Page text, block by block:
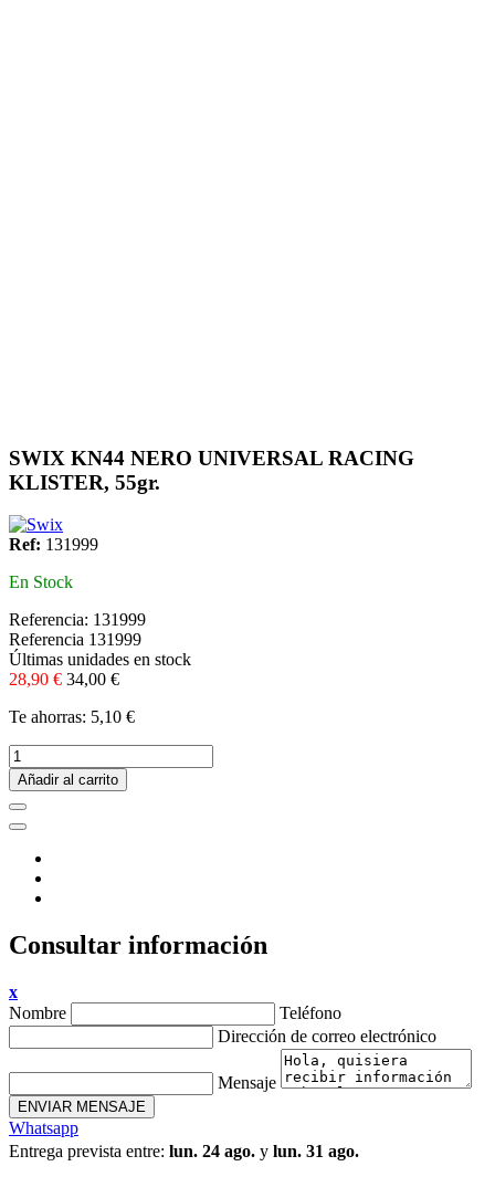
SWIX KN44 NERO UNIVERSAL RACING
KLISTER, 55gr.
Ref: 131999
En Stock
Referencia: 131999
Referencia 131999
Últimas unidades en stock
28,90 € 34,00 €
Te ahorras: 5,10 €
Añadir al carrito
Consultar información
x
Nombre
Teléfono
Dirección de correo electrónico
Mensaje
ENVIAR MENSAJE
Whatsapp
Entrega prevista entre: lun. 24 ago. y lun. 31 ago.